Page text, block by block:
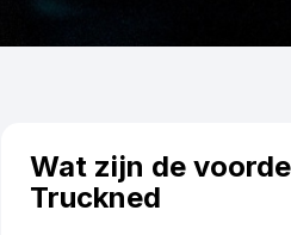
Wat zijn de
Truckned